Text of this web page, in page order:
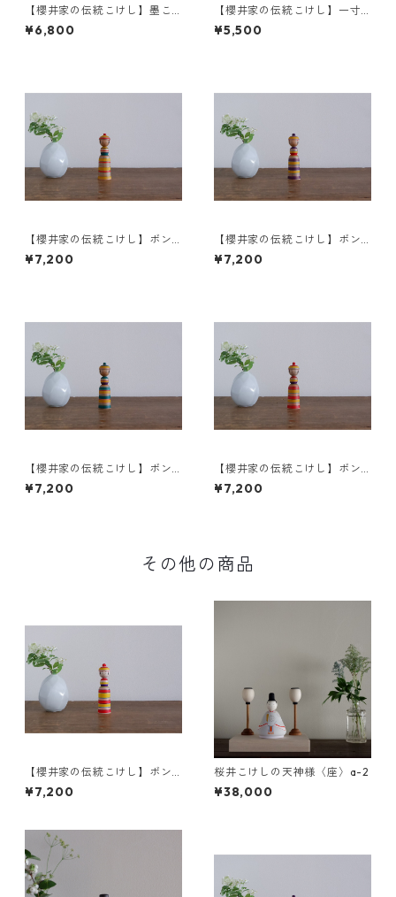
【櫻井家の伝統こけし】墨こ
けしd-4
¥6,800
【櫻井家の伝統こけし】一寸
こけし 永吉型 菊a
¥5,500
【櫻井家の伝統こけし】ボン
ボンニット帽 8-h〈山桜〉
¥7,200
【櫻井家の伝統こけし】ボン
ボンニット帽 8-g〈山桜〉
¥7,200
【櫻井家の伝統こけし】ボン
ボンニット帽 8-f〈山桜〉
¥7,200
【櫻井家の伝統こけし】ボン
ボンニット帽 8-e〈山桜〉
¥7,200
その他の商品
【櫻井家の伝統こけし】ボン
ボンニット帽 8-a〈イタヤカ
エデ〉
¥7,200
桜井こけしの天神様〈座〉a-2
¥38,000